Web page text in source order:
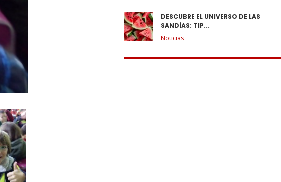
DESCUBRE EL UNIVERSO DE LAS
SANDÍAS: TIP...
Noticias